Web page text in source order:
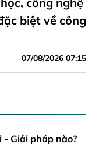
biệt về công
07/08/2026 07:15
Giải pháp nào?